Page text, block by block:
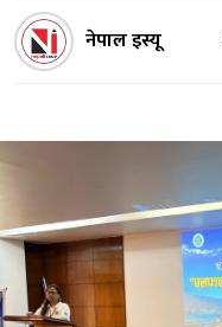
नेपाल इस्यू